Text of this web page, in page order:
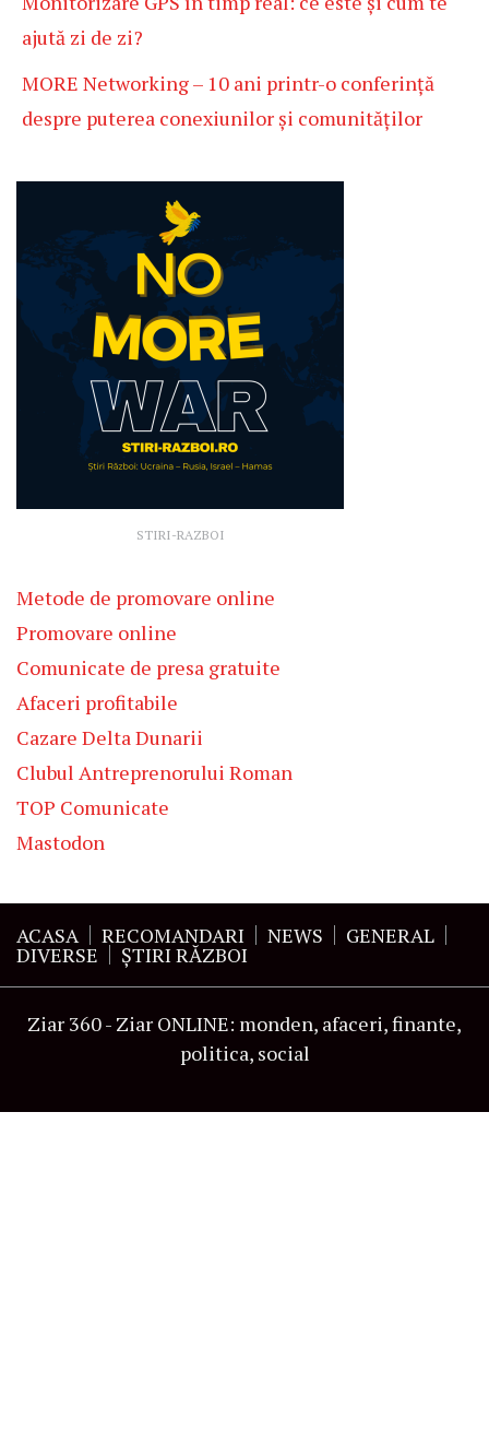
ajută zi de zi?
MORE Networking – 10 ani printr-o conferință
despre puterea conexiunilor și comunităților
STIRI-RAZBOI
Metode de promovare online
Promovare online
Comunicate de presa gratuite
Afaceri profitabile
Cazare Delta Dunarii
Clubul Antreprenorului Roman
TOP Comunicate
Mastodon
ACASA RECOMANDARI NEWS GENERAL
DIVERSE ŞTIRI RĂZBOI
Ziar 360 - Ziar ONLINE: monden, afaceri, finante,
politica, social